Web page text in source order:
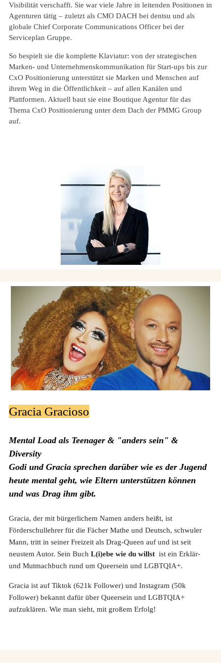
Visibilität verschafft. Sie war viele Jahre in leitenden Positionen in
Agenturen tätig – zuletzt als CMO DACH bei dentsu und als
globale Chief Corporate Communications Officer bei der
Serviceplan Gruppe.
So bespielt sie die komplette Klaviatur: von der strategischen
Marken- und Unternehmenskommunikation für Start-ups bis zur
CxO Positionierung unterstützt sie Marken und Menschen auf
ihrem Weg in die Öffentlichkeit – auf allen Kanälen und
Plattformen. Aktuell baut sie eine Boutique Agentur für das
Thema CxO Positionierung unter dem Dach der PMMG Group
auf.
Gracia Gracioso
Mental Load als Teenager & "anders sein" &
Diversity
Godi und Gracia sprechen darüber wie es der Jugend
heute mental geht, wie Eltern unterstützen können
und was Drag ihm gibt.
Gracia, der mit bürgerlichem Namen anders heißt, ist
Förderschullehrer für die Fächer Mathe und Deutsch, schwuler
Mann, tritt in seiner Freizeit als Drag-Queen auf und ist seit
neustem Autor. Sein Buch L(i)ebe wie du willst ist ein Erklär-
und Mutmachbuch rund um Queersein und LGBTQIA+.
Gracia ist auf Tiktok (621k Follower) und Instagram (50k
Follower) bekannt dafür über Queersein und LGBTQIA+
aufzuklären. Wie man sieht, mit großem Erfolg!